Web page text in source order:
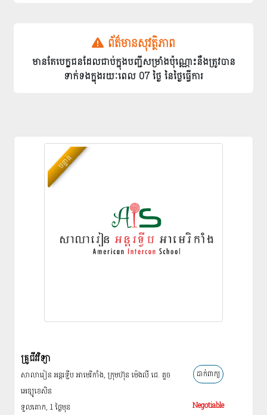
ព័ត៌មានសុវត្ថិភាព
មានតែបេក្ខជនដែលជាប់ក្នុងបញ្ជីសម្រាំងប៉ុណ្ណោះនឹងត្រូវបាន
ទាក់ទងក្នុងរយៈពេល 07 ថ្ងៃ នៃថ្ងៃធ្វើការ
បន្ទាន់
គ្រូជីវវិទ្យា
សាលារៀន អន្ដរទ្វីប អាមេរិកាំង, ក្រុមហ៊ុន ម៉េងលី ជេ. គួច
អេឌ្យូខេសិន
ទួលគោក, 1 ថ្ងៃ​មុន
ដាក់ពាក្យ
Negotiable